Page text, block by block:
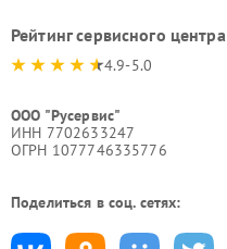
Рейтинг сервисного центра
4.9-5.0
ООО "Русервис"
ИНН 7702633247
ОГРН 1077746335776
Поделиться в соц. сетях: